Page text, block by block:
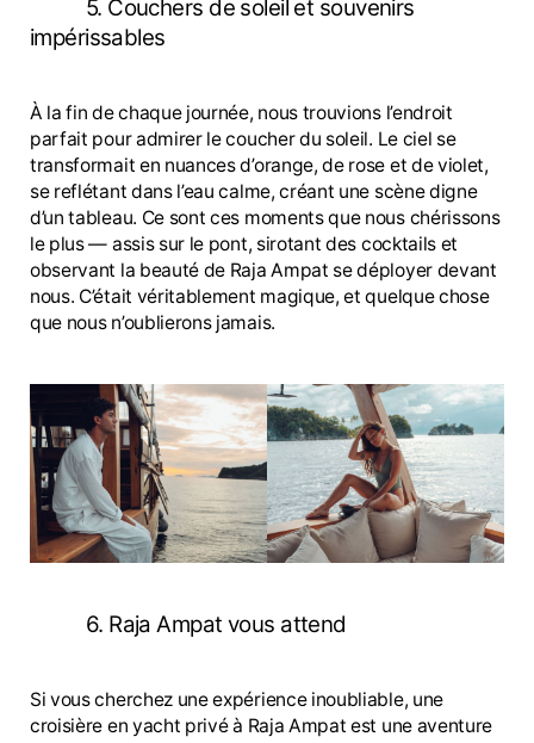
5. Couchers de soleil et souvenirs
impérissables
À la fin de chaque journée, nous trouvions l’endroit
parfait pour admirer le coucher du soleil. Le ciel se
transformait en nuances d’orange, de rose et de violet,
se reflétant dans l’eau calme, créant une scène digne
d’un tableau. Ce sont ces moments que nous chérissons
le plus — assis sur le pont, sirotant des cocktails et
observant la beauté de Raja Ampat se déployer devant
nous. C’était véritablement magique, et quelque chose
que nous n’oublierons jamais.
6. Raja Ampat vous attend
Si vous cherchez une expérience inoubliable, une
croisière en yacht privé à Raja Ampat est une aventure